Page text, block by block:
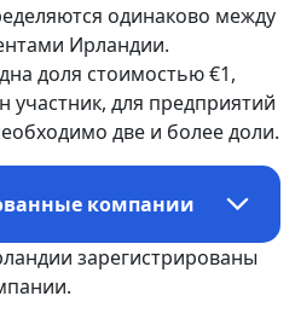
одинаково между
Ирландии.
доля стоимостью €1,
участник, для предприятий
две и более доли.
компании
зарегистрированы